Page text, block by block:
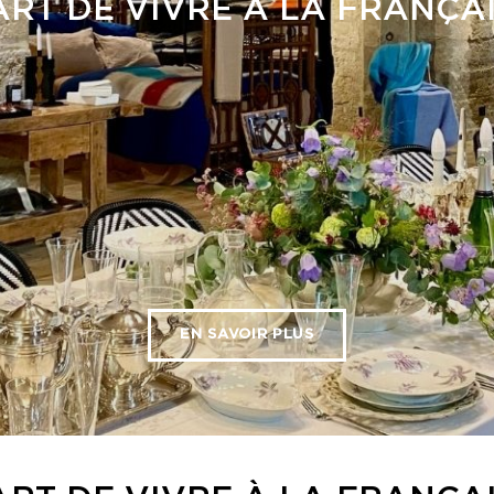
EN SAVOIR PLUS
DE VIVRE À LA